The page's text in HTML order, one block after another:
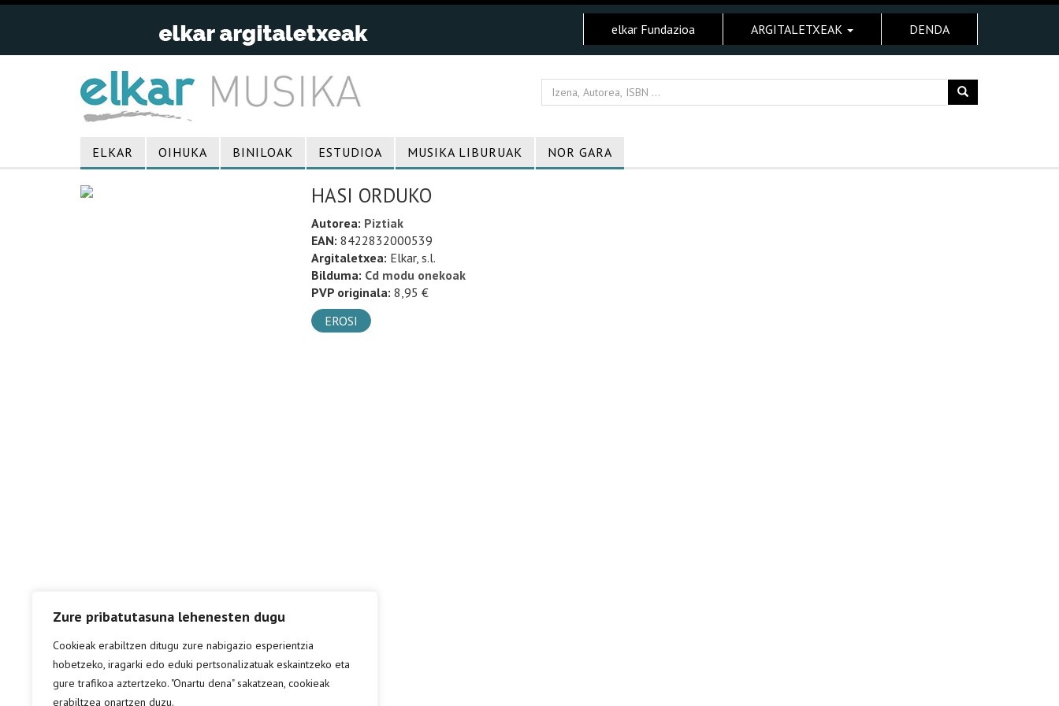
Zure pribatutasuna lehenesten dugu
Cookieak erabiltzen ditugu zure nabigazio esperientzia
hobetzeko, iragarki edo eduki pertsonalizatuak eskaintzeko eta
gure trafikoa aztertzeko. "Onartu dena" sakatzean, cookieak
erabiltzea onartzen duzu.
elkar Fundazioa ARGITALETXEAK DENDA
ELKAR OIHUKA BINILOAK ESTUDIOA MUSIKA LIBURUAK NOR GARA
HASI ORDUKO
Autorea: Piztiak
EAN: 8422832000539
Argitaletxea: Elkar, s.l.
Bilduma: Cd modu onekoak
PVP originala: 8,95 €
EROSI